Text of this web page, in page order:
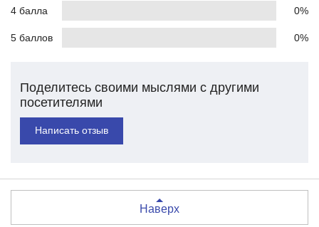
4 балла 0%
5 баллов 0%
Поделитесь своими мыслями с другими
посетителями
Написать отзыв
Наверх